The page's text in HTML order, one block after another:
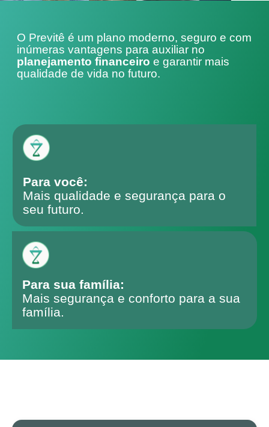
O Previtê é um plano moderno, seguro e com
inúmeras vantagens para auxiliar no
planejamento financeiro e garantir mais
qualidade de vida no futuro.
Para você:
Mais qualidade e segurança para o
seu futuro.
Para sua família:
Mais segurança e conforto para a sua
família.